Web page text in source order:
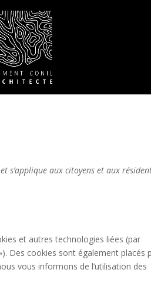
s’applique aux citoyens et aux
et autres technologies liées (par
Des cookies sont également placés
vous informons de l’utilisation des